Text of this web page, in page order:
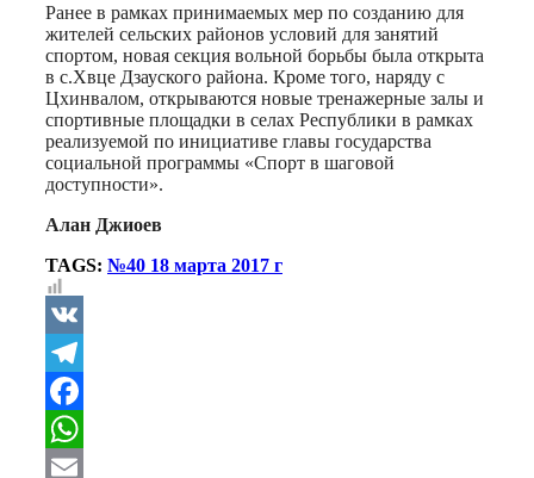
Ранее в рамках принимаемых мер по созданию для
жителей сельских районов условий для занятий
спортом, новая секция вольной борьбы была открыта
в с.Хвце Дзауского района. Кроме того, наряду с
Цхинвалом, открываются новые тренажерные залы и
спортивные площадки в селах Республики в рамках
реализуемой по инициативе главы государства
социальной программы «Спорт в шаговой
доступности».
Алан Джиоев
TAGS: №40 18 марта 2017 г
VK
Telegram
Facebook
WhatsApp